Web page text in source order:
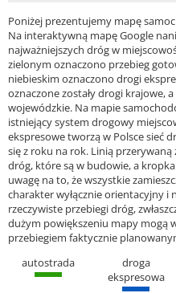
Poniżej prezentujemy mapę
Na interaktywną mapę Google
najważniejszych dróg w
zielonym oznaczono przebieg
niebieskim oznaczono drogi
oznaczone zostały drogi krajowe,
wojewódzkie. Na mapie
istniejący system drogowy
ekspresowe tworzą w Polsce sieć
się z roku na rok. Linią
dróg, które są w budowie, a
uwagę na to, że wszystkie
charakter wyłącznie orientacyjny i
rzeczywiste przebiegi dróg,
dużym powiększeniu mapy mogą
przebiegiem faktycznie
autostrada
droga
ekspresowa